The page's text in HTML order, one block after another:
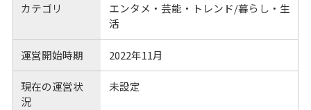
カテゴリ
エンタメ・芸能・トレンド/暮らし・生
活
運営開始時期 2022年11月
現在の運営状
況
未設定